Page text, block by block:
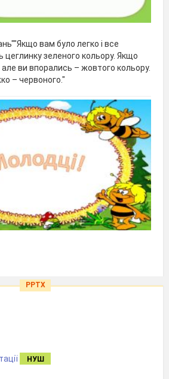
вам було легко і все
цеглинку зеленого кольору. Якщо
ви впорались – жовтого кольору.
– червоного."
PPTX
НУШ